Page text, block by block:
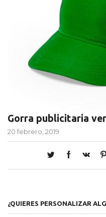
Gorra publicitaria
20 febrero, 2019
¿QUIERES PERSONALIZAR